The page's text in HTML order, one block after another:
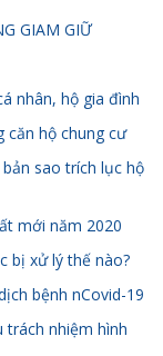
GIAM GIỮ
nhân, hộ gia đình
căn hộ chung cư
sao trích lục hộ
mới năm 2020
bị xử lý thế nào?
bệnh nCovid-19
nhiệm hình